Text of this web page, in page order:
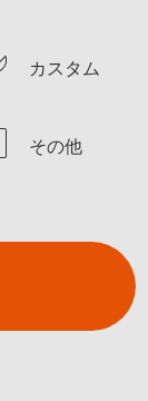
カスタム
その他